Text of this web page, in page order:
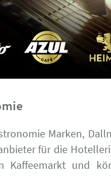
Marken,
für die
Kaffeemarkt und